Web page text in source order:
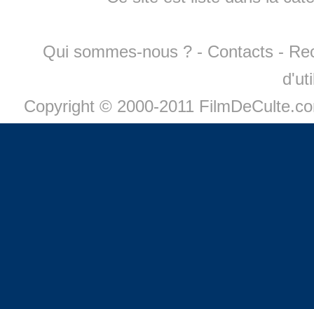
Qui sommes-nous ? - Contacts -
Copyright © 2000-2011